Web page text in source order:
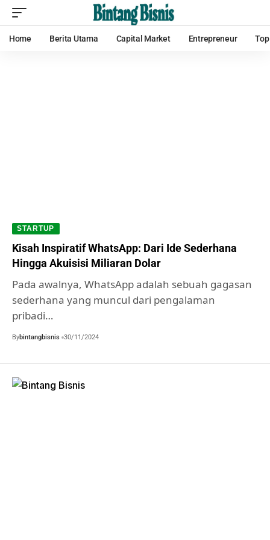
Home Berita Utama Capital Market Entrepreneur
STARTUP
Kisah Inspiratif WhatsApp: Dari Ide Sederhana
Hingga Akuisisi Miliaran Dolar
Pada awalnya, WhatsApp adalah sebuah gagasan
sederhana yang muncul dari pengalaman
pribadi…
Bybintangbisnis 30/11/2024